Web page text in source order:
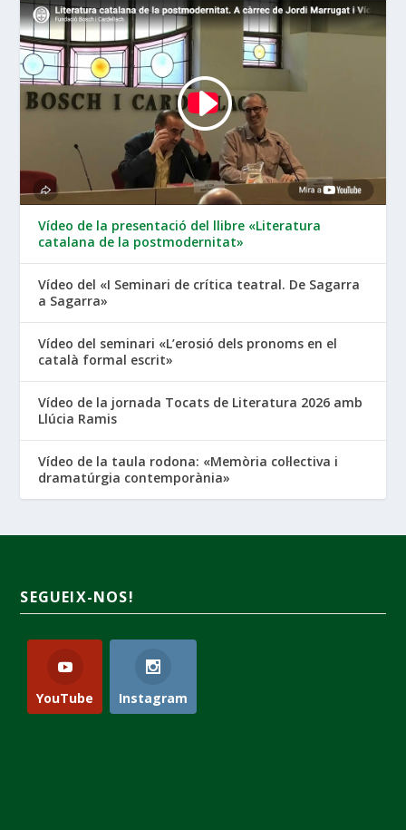
Vídeo de la presentació del llibre «Literatura
catalana de la postmodernitat»
Vídeo del «I Seminari de crítica teatral. De Sagarra
a Sagarra»
Vídeo del seminari «L’erosió dels pronoms en el
català formal escrit»
Vídeo de la jornada Tocats de Literatura 2026 amb
Llúcia Ramis
Vídeo de la taula rodona: «Memòria col·lectiva i
dramatúrgia contemporània»
SEGUEIX-NOS!
YouTube Instagram